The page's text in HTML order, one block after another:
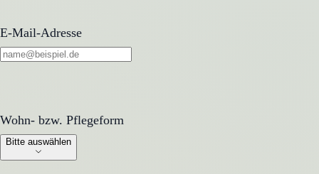
E-Mail-Adresse
Wohn- bzw. Pflegeform
Wohn- bzw. Pflegeform
Bitte auswählen